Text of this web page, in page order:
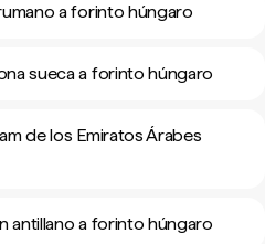
a forinto húngaro
sueca a forinto húngaro
de los Emiratos Árabes
antillano a forinto húngaro